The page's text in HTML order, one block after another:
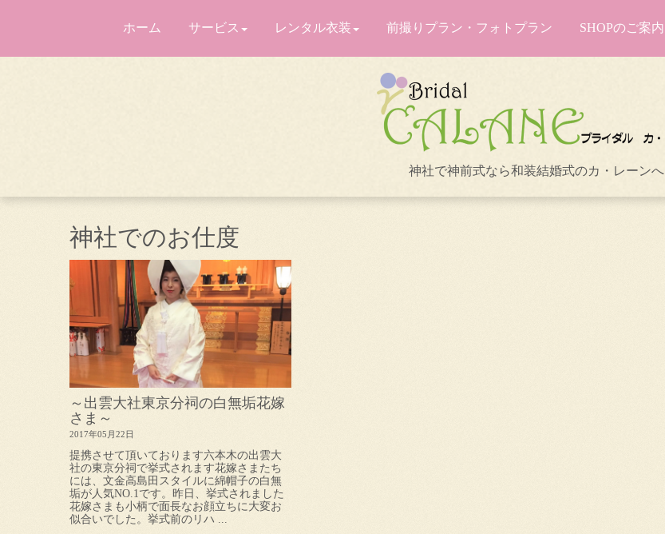
ホーム サービス レンタル衣装 前撮りプラン・フォトプラン SHOPのご案内
神社で神前式なら和装結婚式のカ・レーンへ
神社でのお仕度
～出雲大社東京分祠の白無垢花嫁
さま～
2017年05月22日
提携させて頂いております六本木の出雲大
社の東京分祠で挙式されます花嫁さまたち
には、文金高島田スタイルに綿帽子の白無
垢が人気NO.1です。昨日、挙式されました
花嫁さまも小柄で面長なお顔立ちに大変お
似合いでした。挙式前のリハ ...